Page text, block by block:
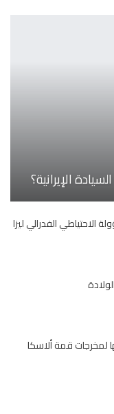
الإيرانية؟
الفدرالي ليزا
قمة ألاسكا